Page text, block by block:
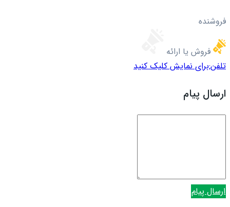
فروشنده
فروش یا ارائه
تلفن:برای نمایش کلیک کنید
ارسال پیام
ارسال پیام